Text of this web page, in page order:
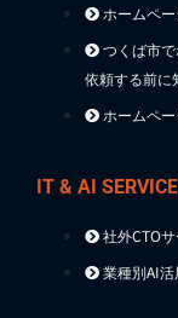
ホームペ
つくば市
依頼する前に
ホームペ
IT & AI
社外CTO
業種別AI活